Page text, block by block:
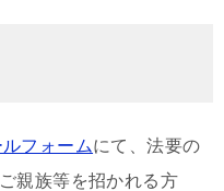
ルフォームにて、法要の
親族等を招かれる方